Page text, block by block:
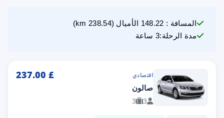
المسافة :
148.22 الأميال (
238.54
مدة الرحلة:3 ساعة
اقتصادي £
237.00
صالون
3
3